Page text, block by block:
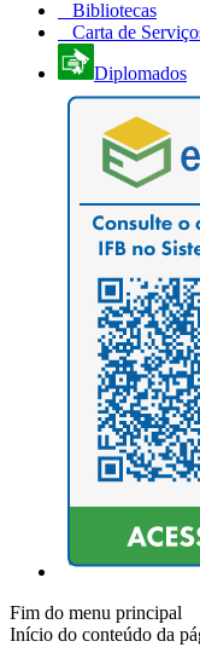
Bibliotecas
Carta de
Diplomados
Fim do menu principal
Início do conteúdo da